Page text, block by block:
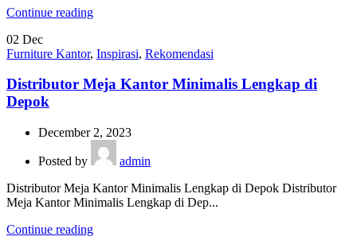
Continue reading
02 Dec
Furniture Kantor, Inspirasi, Rekomendasi
Distributor Meja Kantor Minimalis Lengkap di
Depok
December 2, 2023
Posted by
admin
Distributor Meja Kantor Minimalis Lengkap di Depok Distributor
Meja Kantor Minimalis Lengkap di Dep...
Continue reading